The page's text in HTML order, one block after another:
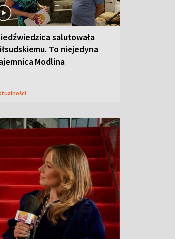
salutowała
To niejedyna
Modlina